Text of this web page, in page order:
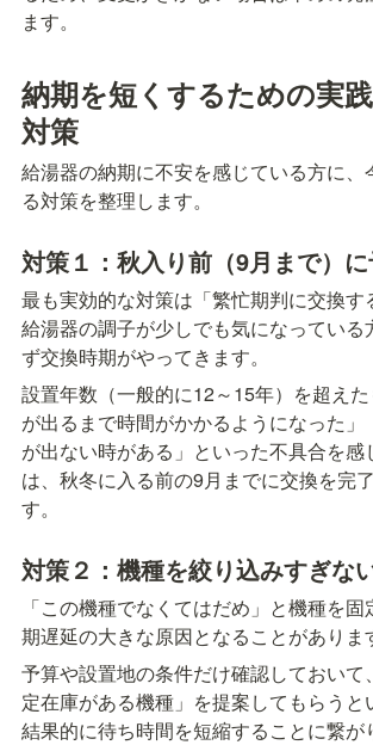
ます。
納期を短くするための実
対策
給湯器の納期に不安を感じている方に、
る対策を整理します。
対策１：秋入り前（9月まで）
最も実効的な対策は「繁忙期判に交換す
給湯器の調子が少しでも気になっている
ず交換時期がやってきます。
設置年数（一般的に12～15年）を超え
が出るまで時間がかかるようになった」
が出ない時がある」といった不具合を感
は、秋冬に入る前の9月までに交換を完
す。
対策２：機種を絞り込みすぎな
「この機種でなくてはだめ」と機種を
期遅延の大きな原因となることがありま
予算や設置地の条件だけ確認しておいて
定在庫がある機種」を提案してもらうと
結果的に待ち時間を短縮することに繋が